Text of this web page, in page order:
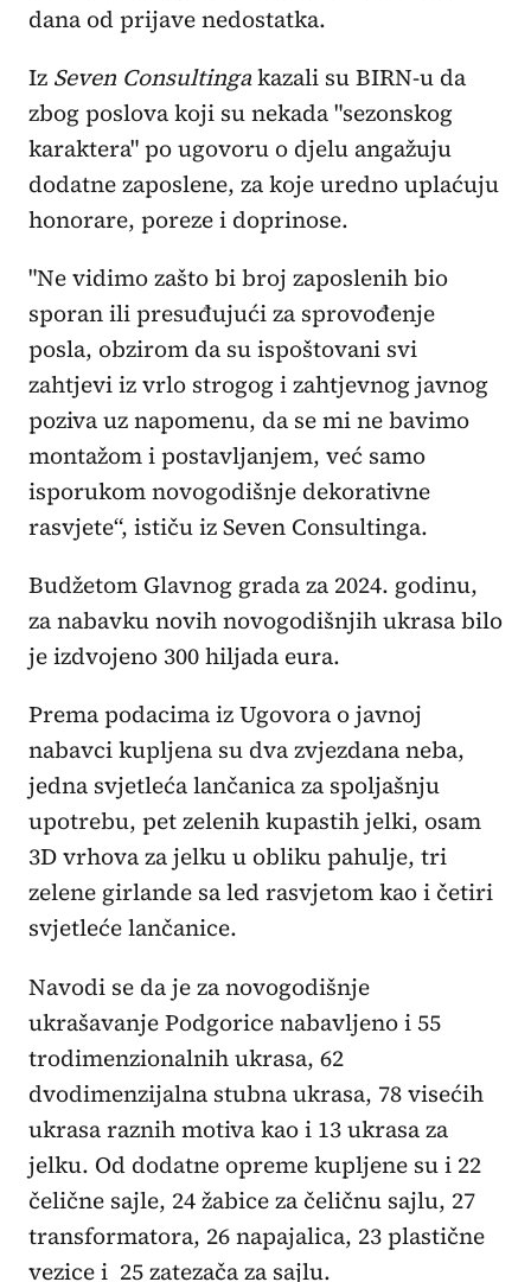
dana od prijave nedostatka.
Iz Seven Consultingakazali su BIRN-u da
zbog poslova koji su nekada "sezonskog
karaktera" po ugovoru o djelu angažuju
dodatne zaposlene, za koje uredno uplaćuju
honorare, poreze i doprinose.
"Ne vidimo zašto bi broj zaposlenih bio
sporan ili presuđujući za sprovođenje
posla, obzirom da su ispoštovani svi
zahtjevi iz vrlo strogog i zahtjevnog javnog
poziva uz napomenu, da se mi ne bavimo
montažom i postavljanjem, već samo
isporukom novogodišnje dekorativne
rasvjete“, ističu iz Seven Consultinga.
Budžetom Glavnog grada za 2024. godinu,
za nabavku novih novogodišnjih ukrasa bilo
je izdvojeno 300 hiljada eura.
Prema podacima iz Ugovora o javnoj
nabavci kupljena su dva zvjezdana neba,
jedna svjetleća lančanica za spoljašnju
upotrebu, pet zelenih kupastih jelki, osam
3D vrhova za jelku u obliku pahulje, tri
zelene girlande sa led rasvjetom kao i četiri
svjetleće lančanice.
Navodi se da je za novogodišnje
ukrašavanje Podgorice nabavljeno i 55
trodimenzionalnih ukrasa, 62
dvodimenzijalna stubna ukrasa, 78 visećih
ukrasa raznih motiva kao i 13 ukrasa za
jelku. Od dodatne opreme kupljene su i 22
čelične sajle, 24 žabice za čeličnu sajlu, 27
transformatora, 26 napajalica, 23 plastične
vezice i 25 zatezača za sajlu.